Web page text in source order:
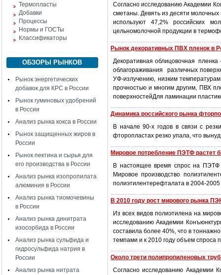
Термопласты
Добавки
Процессы
Нормы и ГОСТы
Классификаторы
ОБЗОРЫ РЫНКОВ
Рынок энергетических
добавок для КРС в России
Рынок гуминовых удобрений
в России
Анализ рынка кокса в России
Рынок защищенных жиров в
России
Рынок пектина и сырья для
его производства в России
Анализ рынка изопропилата
алюминия в России
Анализ рынка тиомочевины
в России
Анализ рынка динитрата
изосорбида в России
Анализ рынка сульфида и
гидросульфида натрия в
России
Анализ рынка нитрата
Согласно исследованию Академии
сметаны. Девять из десяти
используют 47,2% российских
цельномолочной продукции в
Рынок декоративных ПВХ пленок в
Декоративная облицовочная
облагораживания различных
УФ-излучению, низким
прочностью и многим другим, ПВХ
поверхностейДля ламинации
Динамика российского рынка
В начале 90-х годов в связи с
фторопластах резко упала, что
Мировое потребление ПЭТФ растет
В настоящее время спрос на ПЭТФ
Мировое производство
полиэтилентерефталата в 2004-2005
В 2010 году рост мирового рынка
Из всех видов полиэтилена на
исследованию Академии
составила более 40%, что в
темпами и к 2010 году объем спроса
Около трети полипропиленовых
Согласно исследованию Академии